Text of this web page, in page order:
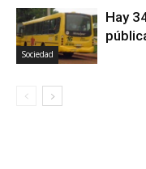
Sociedad
Hay